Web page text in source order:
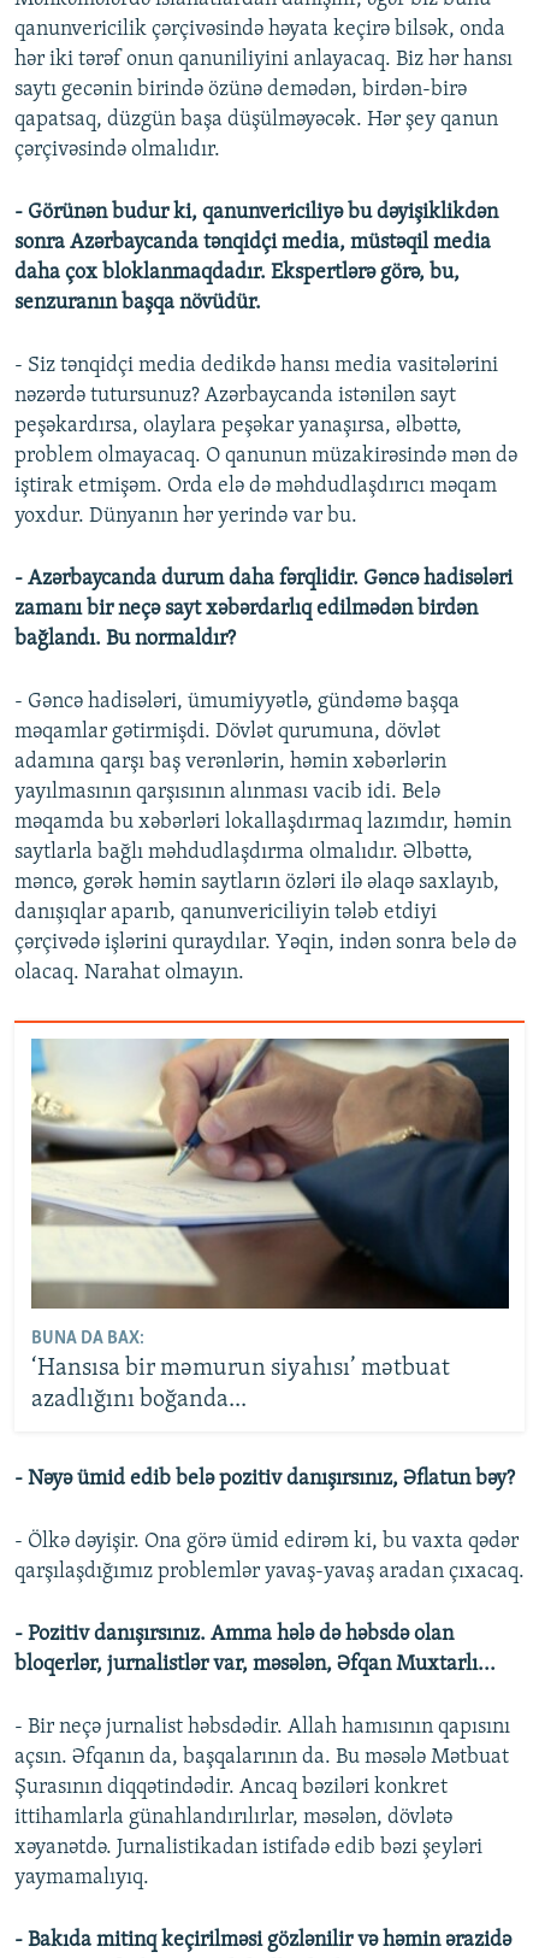
qanunvericilik çərçivəsində həyata keçirə bilsək, onda
hər iki tərəf onun qanuniliyini anlayacaq. Biz hər hansı
saytı gecənin birində özünə demədən, birdən-birə
qapatsaq, düzgün başa düşülməyəcək. Hər şey qanun
çərçivəsində olmalıdır.
- Görünən budur ki, qanunvericiliyə bu dəyişiklikdən
sonra Azərbaycanda tənqidçi media, müstəqil media
daha çox bloklanmaqdadır. Ekspertlərə görə, bu,
senzuranın başqa növüdür.
- Siz tənqidçi media dedikdə hansı media vasitələrini
nəzərdə tutursunuz? Azərbaycanda istənilən sayt
peşəkardırsa, olaylara peşəkar yanaşırsa, əlbəttə,
problem olmayacaq. O qanunun müzakirəsində mən də
iştirak etmişəm. Orda elə də məhdudlaşdırıcı məqam
yoxdur. Dünyanın hər yerində var bu.
- Azərbaycanda durum daha fərqlidir. Gəncə hadisələri
zamanı bir neçə sayt xəbərdarlıq edilmədən birdən
bağlandı. Bu normaldır?
- Gəncə hadisələri, ümumiyyətlə, gündəmə başqa
məqamlar gətirmişdi. Dövlət qurumuna, dövlət
adamına qarşı baş verənlərin, həmin xəbərlərin
yayılmasının qarşısının alınması vacib idi. Belə
məqamda bu xəbərləri lokallaşdırmaq lazımdır, həmin
saytlarla bağlı məhdudlaşdırma olmalıdır. Əlbəttə,
məncə, gərək həmin saytların özləri ilə əlaqə saxlayıb,
danışıqlar aparıb, qanunvericiliyin tələb etdiyi
çərçivədə işlərini quraydılar. Yəqin, indən sonra belə də
olacaq. Narahat olmayın.
BUNA DA BAX:
‘Hansısa bir məmurun siyahısı’ mətbuat
azadlığını boğanda...
- Nəyə ümid edib belə pozitiv danışırsınız, Əflatun bəy?
- Ölkə dəyişir. Ona görə ümid edirəm ki, bu vaxta qədər
qarşılaşdığımız problemlər yavaş-yavaş aradan çıxacaq.
- Pozitiv danışırsınız. Amma hələ də həbsdə olan
bloqerlər, jurnalistlər var, məsələn, Əfqan Muxtarlı...
- Bir neçə jurnalist həbsdədir. Allah hamısının qapısını
açsın. Əfqanın da, başqalarının da. Bu məsələ Mətbuat
Şurasının diqqətindədir. Ancaq bəziləri konkret
ittihamlarla günahlandırılırlar, məsələn, dövlətə
xəyanətdə. Jurnalistikadan istifadə edib bəzi şeyləri
yaymamalıyıq.
- Bakıda mitinq keçirilməsi gözlənilir və həmin ərazidə